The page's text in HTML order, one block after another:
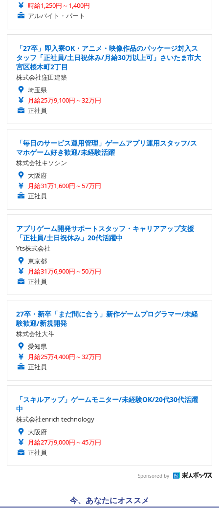
時給1,250円～1,400円
アルバイト・パート
「27卒」即入寮OK・アニメ・映像作品のパッケージ封入ス
タッフ「正社員/土日祝休み/月給30万以上可」さいたま市大
宮区桜木町2丁目
株式会社窪田建築
埼玉県
月給25万9,100円～32万円
正社員
「毎日のサービス運用管理」ゲームアプリ運用スタッフ/ス
マホゲーム好き歓迎/未経験活躍
株式会社キソシン
大阪府
月給31万1,600円～57万円
正社員
アプリゲーム開発サポートスタッフ・キャリアアップ支援
「正社員/土日祝休み」20代活躍中
Yts株式会社
東京都
月給31万6,900円～50万円
正社員
27卒・新卒「まだ間に合う」新作ゲームプログラマー/未経
験歓迎/新規開発
株式会社大斗
愛知県
月給25万4,400円～32万円
正社員
「スキルアップ」ゲームモニター/未経験OK/20代30代活躍
中
株式会社enrich technology
大阪府
月給27万9,000円～45万円
正社員
Sponsored by
今、あなたにオススメ